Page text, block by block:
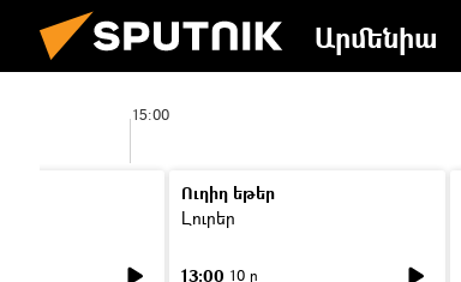
Արմենիա
15:00
Ուղիղ եթեր
Լուրեր
13:00 10 ր